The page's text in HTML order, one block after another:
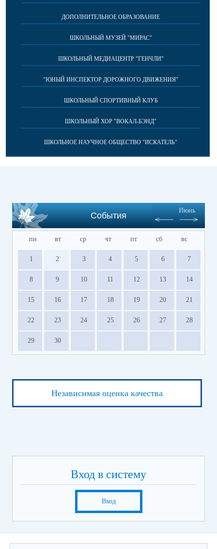
ДОПОЛНИТЕЛЬНОЕ ОБРАЗОВАНИЕ
ШКОЛЬНЫЙ МУЗЕЙ "МИРАС"
ШКОЛЬНЫЙ МЕДИАЦЕНТР "ГЕНЧЛИ"
"ЮНЫЙ ИНСПЕКТОР ДОРОЖНОГО ДВИЖЕНИЯ"
ШКОЛЬНЫЙ СПОРТИВНЫЙ КЛУБ
ШКОЛЬНЫЙ ХОР "ВОКАЛ-БЭНД"
ШКОЛЬНОЕ НАУЧНОЕ ОБЩЕСТВО "ИСКАТЕЛЬ"
События
Июнь
пн вт ср чт пт сб вс
1 2 3 4 5 6 7
8 9 10 11 12 13 14
15 16 17 18 19 20 21
22 23 24 25 26 27 28
29 30
Независимая оценка качества
Вход в систему
Вход